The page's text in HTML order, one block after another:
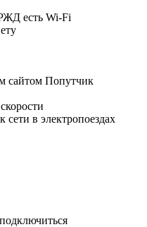
есть Wi-Fi
сайтом Попутчик
в электропоездах